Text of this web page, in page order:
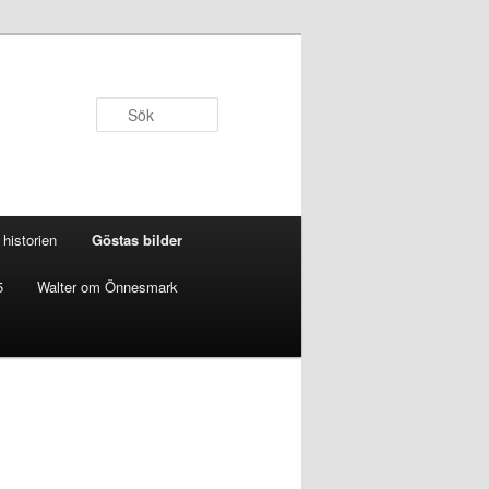
Göstas bilder
Walter om Önnesmark